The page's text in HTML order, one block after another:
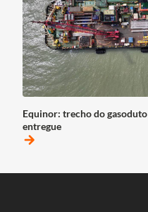
Equinor: trecho do
entregue
arrow_forward